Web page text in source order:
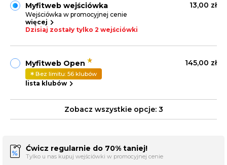
Myfitweb wejściówka
Wejściówka w promocyjnej cenie
więcej
Dzisiaj zostały tylko 2 wejściówki
13,00 zł
Myfitweb Open
Bez limitu: 56 klubów
lista klubów
145,00 zł
Zobacz wszystkie opcje:3
Ćwicz regularnie do 70% taniej!
Tylko u nas kupuj wejściówki w promocyjnej cenie